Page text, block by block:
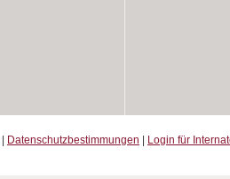
Datenschutzbestimmungen Login für